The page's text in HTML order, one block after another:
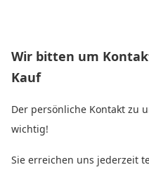
Wir bitten um
Kauf
Der persönliche Kontakt zu
wichtig!
Sie erreichen uns jederzeit